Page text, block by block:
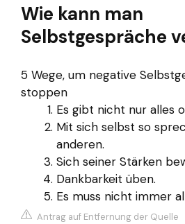
Wie kann man
Selbstgespräche
5 Wege, um negative
stoppen
Es gibt nicht nur alles
Mit sich selbst so
anderen.
Sich seiner Stärken
Dankbarkeit üben.
Es muss nicht immer
Antrag auf Entfernung der Quelle